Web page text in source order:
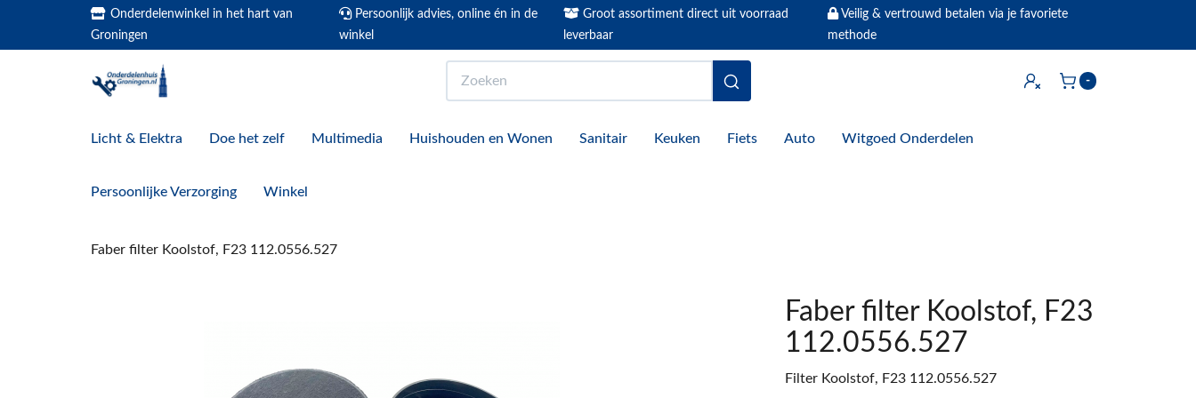
Onderdelenwinkel in het hart van
Groningen
Persoonlijk advies, online én in de
winkel
Groot assortiment direct uit voorraad
leverbaar
Veilig & vertrouwd betalen via je favoriete
methode
Inloggen -
Licht & Elektra Doe het zelf Multimedia Huishouden en Wonen Sanitair Keuken Fiets Auto Witgoed Onderdelen
Persoonlijke Verzorging Winkel
Faber filter Koolstof, F23 112.0556.527
Faber filter Koolstof, F23
112.0556.527
Filter Koolstof, F23 112.0556.527